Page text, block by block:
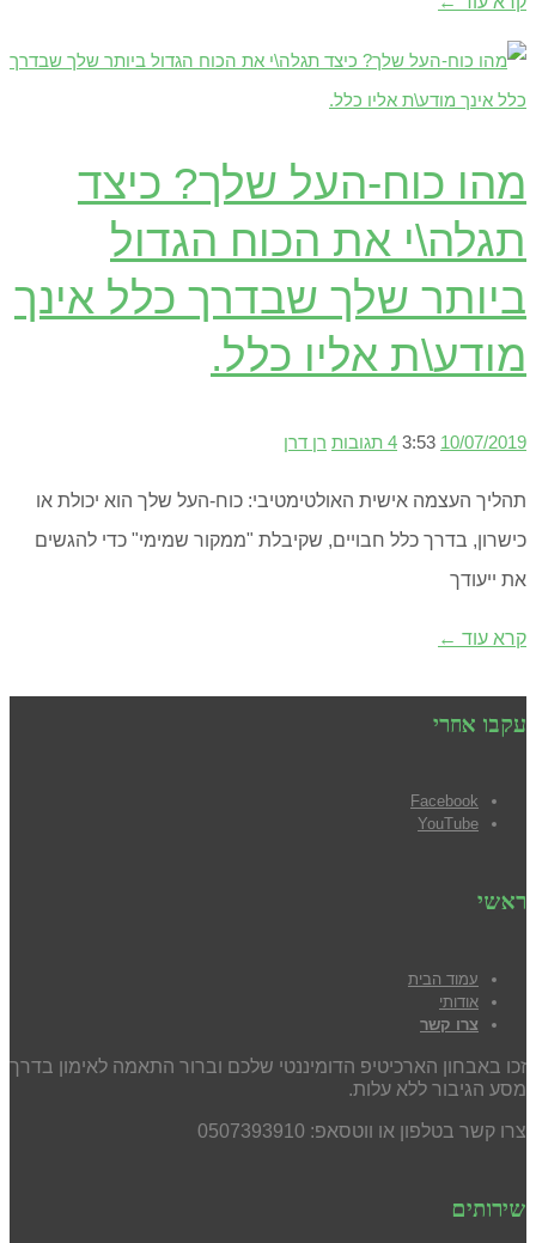
מהו כוח-העל שלך? כיצד
תגלה\י את הכוח הגדול
ביותר שלך שבדרך כלל אינך
מודע\ת אליו כלל.
10/07/2019
3:53 4 תגובות רן דרן
תהליך העצמה אישית האולטימטיבי: כוח-העל שלך הוא יכולת או
כישרון, בדרך כלל חבויים, שקיבלת "ממקור שמימי" כדי להגשים
את ייעודך
קרא עוד ←
עקבו אחרי
Facebook
YouTube
ראשי
עמוד הבית
אודותי
צרו קשר
זכו באבחון הארכיטיפ הדומיננטי שלכם וברור התאמה לאימון בדרך
מסע הגיבור ללא עלות.
צרו קשר בטלפון או ווטסאפ: 0507393910
שירותים